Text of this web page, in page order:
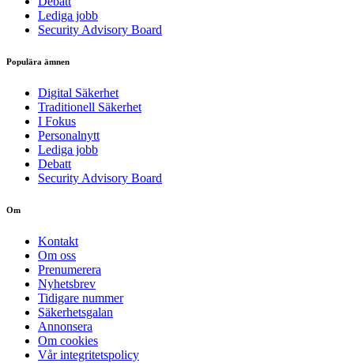
Lediga jobb
Security Advisory Board
Populära ämnen
Digital Säkerhet
Traditionell Säkerhet
I Fokus
Personalnytt
Lediga jobb
Debatt
Security Advisory Board
Om
Kontakt
Om oss
Prenumerera
Nyhetsbrev
Tidigare nummer
Säkerhetsgalan
Annonsera
Om cookies
Vår integritetspolicy